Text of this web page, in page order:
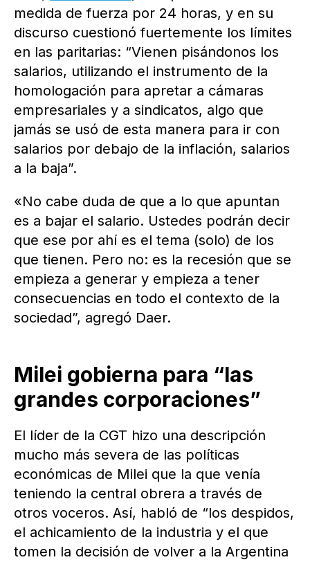
medida de fuerza por 24 horas, y en su
discurso cuestionó fuertemente los límites
en las paritarias: “Vienen pisándonos los
salarios, utilizando el instrumento de la
homologación para apretar a cámaras
empresariales y a sindicatos, algo que
jamás se usó de esta manera para ir con
salarios por debajo de la inflación, salarios
a la baja”.
«No cabe duda de que a lo que apuntan
es a bajar el salario. Ustedes podrán decir
que ese por ahí es el tema (solo) de los
que tienen. Pero no: es la recesión que se
empieza a generar y empieza a tener
consecuencias en todo el contexto de la
sociedad”, agregó Daer.
Milei gobierna para “las
grandes corporaciones”
El líder de la CGT hizo una descripción
mucho más severa de las políticas
económicas de Milei que la que venía
teniendo la central obrera a través de
otros voceros. Así, habló de “los despidos,
el achicamiento de la industria y el que
tomen la decisión de volver a la Argentina